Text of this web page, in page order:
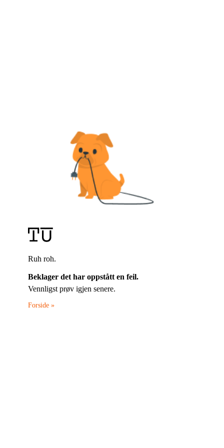
Ruh roh.
Beklager det har oppstått en feil.
Vennligst prøv igjen senere.
Forside »